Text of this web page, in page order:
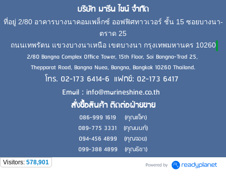
บริษัท มารีน ไชน์ จำกัด
ที่อยู่ 2/80 อาคารบางนาคอมเพล็กซ์ ออฟฟิศทาวเวอร์ ชั้น 15 ซอยบางนา-
ตราด 25
ถนนเทพรัตน แขวงบางนาเหนือ เขตบางนา กรุงเทพมหานคร 10260
2/80 Bangna Complex Office Tower, 15th Floor, Soi Bangna-Trad 25,
Thepparat Road, Bangna Nuea, Bangna, Bangkok 10260 Thailand.
โทร. 02-173 6414-6 แฟกซ์: 02-173 6417
Email : info@marineshine.co.th
สั่งซื้อสินค้า ติดต่อฝ่ายขาย
086-999 1619 (คุณแจ็ค)
089-775 3331 (คุณนนท์)
094-456 4899 (คุณจอย)
099-388 4899 (คุณธิชา)
Visitors: 578,901